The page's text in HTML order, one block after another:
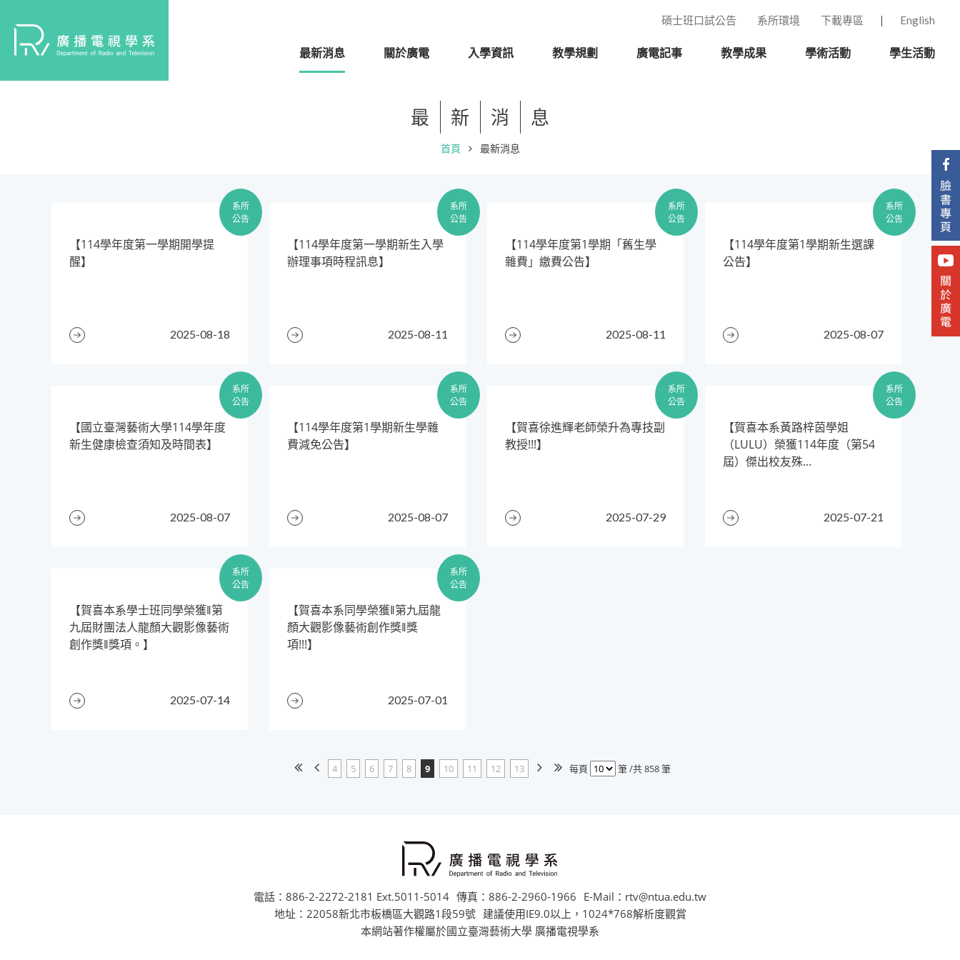
碩士班口試公告 系所環境 下載專區 English
最新消息 關於廣電 入學資訊 教學規劃 廣電記事 教學成果 學術活動 學生活動
最 新 消 息
首頁 最新消息
系所
公告
2025-08-18
【114學年度第一學期開學提
醒】
系所
公告
2025-08-11
​【114學年度第一學期新生入學
辦理事項時程訊息】
系所
公告
2025-08-11
【114學年度第1學期「舊生學
雜費」繳費公告】
系所
公告
2025-08-07
​【114學年度第1學期新生選課
公告】
系所
公告
2025-08-07
​【國立臺灣藝術大學114學年度
新生健康檢查須知及時間表】
系所
公告
2025-08-07
​【114學年度第1學期新生學雜
費減免公告】
系所
公告
2025-07-29
【賀喜徐進輝老師榮升為專技副
教授!!!】
系所
公告
2025-07-21
​【賀喜本系黃路梓茵學姐
（LULU）榮獲114年度（第54
屆）傑出校友殊...
系所
公告
2025-07-14
【賀喜本系學士班同學榮獲‖第
九屆財團法人龍顏大觀影像藝術
創作獎‖獎項。】
系所
公告
2025-07-01
【賀喜本系同學榮獲‖第九屆龍
顏大觀影像藝術創作獎‖獎
項!!!】
4 5 6 7 8 9 10 11 12 13 每頁 筆 /共 858 筆
電話：886-2-2272-2181 Ext.5011-5014 傳真：886-2-2960-1966 E-Mail：rtv@ntua.edu.tw
地址：22058新北市板橋區大觀路1段59號 建議使用IE9.0以上，1024*768解析度觀賞
本網站著作權屬於國立臺灣藝術大學 廣播電視學系